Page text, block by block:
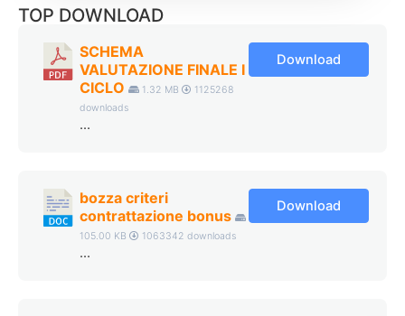
TOP DOWNLOAD
SCHEMA
VALUTAZIONE FINALE I
CICLO
1.32 MB
1125268
downloads
...
Download
bozza criteri
contrattazione bonus
105.00 KB 1063342 downloads
...
Download